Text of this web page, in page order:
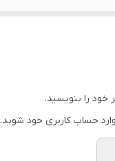
را بنویسید.
حساب کاربری خود شوید.